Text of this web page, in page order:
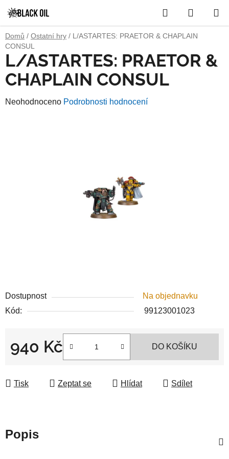
na
obsah
Hledat
KOŠÍK
Domů / Ostatní hry / L/ASTARTES: PRAETOR & CHAPLAIN
CONSUL
Dostupnost
Na objednavku
Kód:
99123001023
940 Kč DO KOŠÍKU
Tisk Zeptat se Hlídat Sdílet
L/ASTARTES: PRAETOR &
CHAPLAIN CONSUL
Průměrné
Neohodnoceno Podrobnosti hodnocení
Popis